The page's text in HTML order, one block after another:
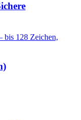
bis 128 Zeichen,